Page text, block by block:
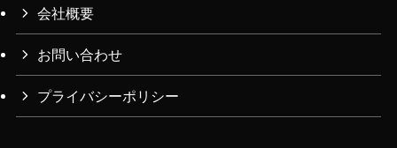
会社概要
お問い合わせ
プライバシーポリシー